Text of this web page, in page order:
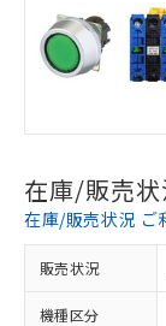
在庫/販売
在庫/販売状況 ご
販売状況
機種区分